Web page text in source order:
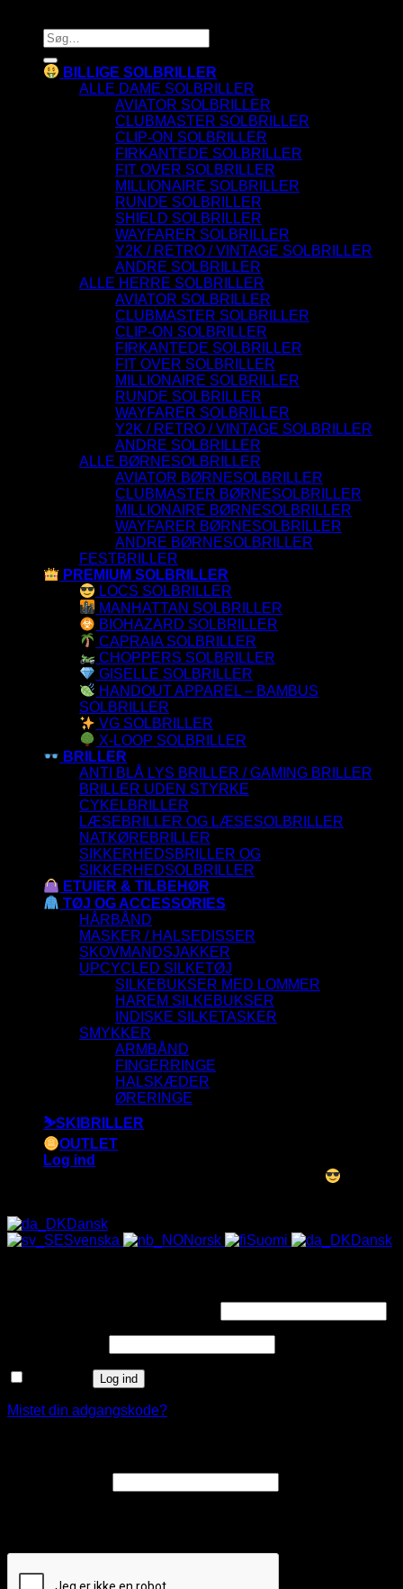
Søg
efter:
BILLIGE SOLBRILLER
ALLE DAME SOLBRILLER
AVIATOR SOLBRILLER
CLUBMASTER SOLBRILLER
CLIP-ON SOLBRILLER
FIRKANTEDE SOLBRILLER
FIT OVER SOLBRILLER
MILLIONAIRE SOLBRILLER
RUNDE SOLBRILLER
SHIELD SOLBRILLER
WAYFARER SOLBRILLER
Y2K / RETRO / VINTAGE SOLBRILLER
ANDRE SOLBRILLER
ALLE HERRE SOLBRILLER
AVIATOR SOLBRILLER
CLUBMASTER SOLBRILLER
CLIP-ON SOLBRILLER
FIRKANTEDE SOLBRILLER
FIT OVER SOLBRILLER
MILLIONAIRE SOLBRILLER
RUNDE SOLBRILLER
WAYFARER SOLBRILLER
Y2K / RETRO / VINTAGE SOLBRILLER
ANDRE SOLBRILLER
ALLE BØRNESOLBRILLER
AVIATOR BØRNESOLBRILLER
CLUBMASTER BØRNESOLBRILLER
MILLIONAIRE BØRNESOLBRILLER
WAYFARER BØRNESOLBRILLER
ANDRE BØRNESOLBRILLER
FESTBRILLER
PREMIUM SOLBRILLER
LOCS SOLBRILLER
MANHATTAN SOLBRILLER
BIOHAZARD SOLBRILLER
CAPRAIA SOLBRILLER
CHOPPERS SOLBRILLER
GISELLE SOLBRILLER
HANDOUT APPAREL – BAMBUS
SOLBRILLER
VG SOLBRILLER
X-LOOP SOLBRILLER
BRILLER
ANTI BLÅ LYS BRILLER / GAMING BRILLER
BRILLER UDEN STYRKE
CYKELBRILLER
LÆSEBRILLER OG LÆSESOLBRILLER
NATKØREBRILLER
SIKKERHEDSBRILLER OG
SIKKERHEDSOLBRILLER
ETUIER & TILBEHØR
TØJ OG ACCESSORIES
HÅRBÅND
MASKER / HALSEDISSER
SKOVMANDSJAKKER
UPCYCLED SILKETØJ
SILKEBUKSER MED LOMMER
HAREM SILKEBUKSER
INDISKE SILKETASKER
SMYKKER
ARMBÅND
FINGERRINGE
HALSKÆDER
ØRERINGE
⛷️SKIBRILLER
OUTLET
Log ind
Dansk
Svenska
Norsk Suomi Dansk
Log ind
Mistet din adgangskode?